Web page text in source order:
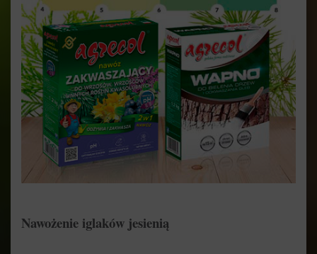
Nawożenie iglaków jesienią